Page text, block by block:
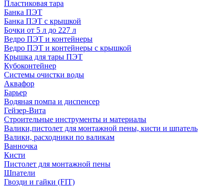
Пластиковая тара
Банка ПЭТ
Банка ПЭТ с крышкой
Бочки от 5 л до 227 л
Ведро ПЭТ и контейнеры
Ведро ПЭТ и контейнеры с крышкой
Крышка для тары ПЭТ
Кубоконтейнер
Системы очистки воды
Аквафор
Барьер
Водяная помпа и диспенсер
Гейзер-Вита
Строительные инструменты и материалы
Валики,пистолет для монтажной пены, кисти и шпатель
Валики, расходники по валикам
Ванночка
Кисти
Пистолет для монтажной пены
Шпатели
Гвозди и гайки (FIT)